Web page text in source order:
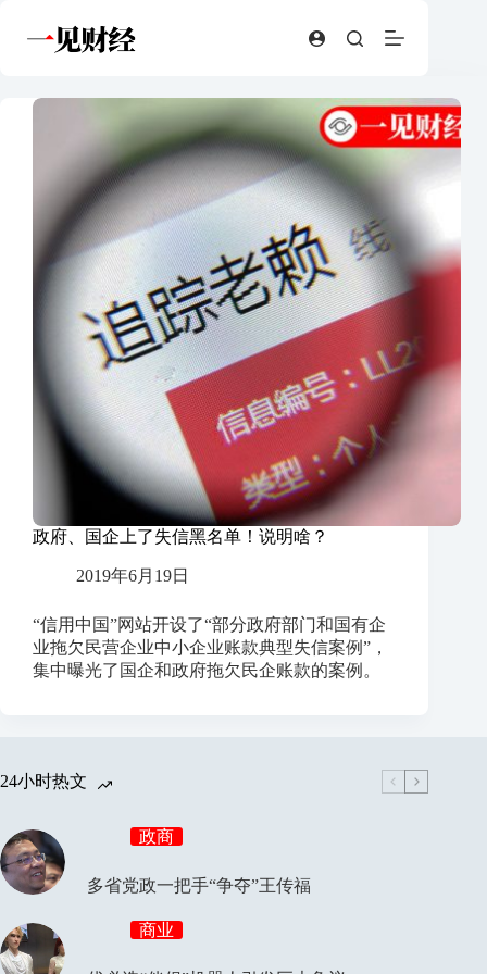
政府、国企上了失信黑名单！说明啥？
2019年6月19日
“信用中国”网站开设了“部分政府部门和国有企
业拖欠民营企业中小企业账款典型失信案例”，
集中曝光了国企和政府拖欠民企账款的案例。
24小时热文
政商
多省党政一把手“争夺”王传福
商业